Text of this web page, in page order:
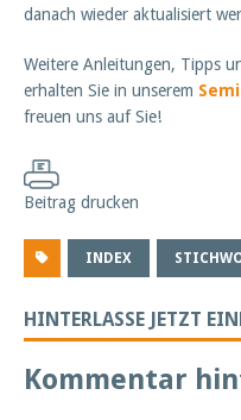
danach wieder aktualisiert
Weitere Anleitungen, Tipps
erhalten Sie in unserem
freuen uns auf Sie!
Beitrag drucken
INDEX
HINTERLASSE JETZT
Kommentar